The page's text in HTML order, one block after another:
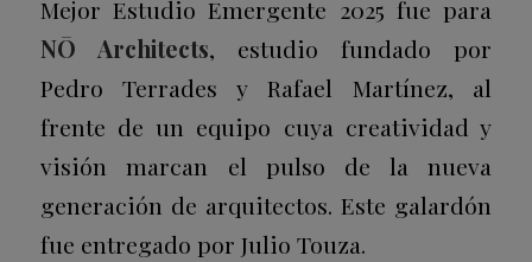
Mejor Estudio Emergente 2025 fue para
NŌ Architects, estudio fundado por
Pedro Terrades y Rafael Martínez, al
frente de un equipo cuya creatividad y
visión marcan el pulso de la nueva
generación de arquitectos. Este galardón
fue entregado por Julio Touza.